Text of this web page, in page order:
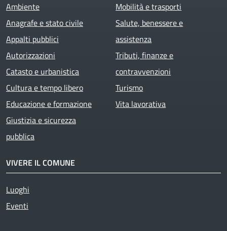
Ambiente
Anagrafe e stato civile
Appalti pubblici
Autorizzazioni
Catasto e urbanistica
Cultura e tempo libero
Educazione e formazione
Giustizia e sicurezza
pubblica
Mobilità e trasporti
Salute, benessere e
assistenza
Tributi, finanze e
contravvenzioni
Turismo
Vita lavorativa
VIVERE IL COMUNE
Luoghi
Eventi